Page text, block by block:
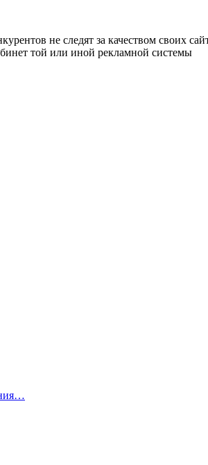
не следят за качеством своих
той или иной рекламной системы